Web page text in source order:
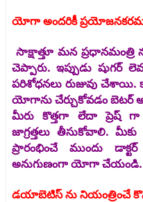
యోగా అందరికీ
సాక్షాత్తూ మన
చెప్పారు. ఇప్పుడు షుగర్
పరిశోధనలు రుజువు చేశాయి.
యోగాను చేర్చుకోవడం బెటర్
మీరు కొత్తగా లేదా ప్రెష్
జాగ్రత్తలు తీసుకోవాలి.
ప్రారంభించే ముందు
అనుగుణంగా యోగా చేయండి.
డయాబెటిస్ ను నియంత్రించే